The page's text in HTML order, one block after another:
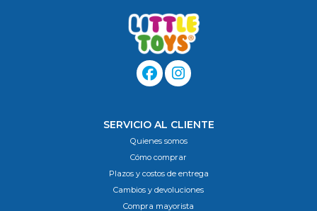
SERVICIO AL CLIENTE
Quienes somos
Cómo comprar
Plazos y costos de entrega
Cambios y devoluciones
Compra mayorista